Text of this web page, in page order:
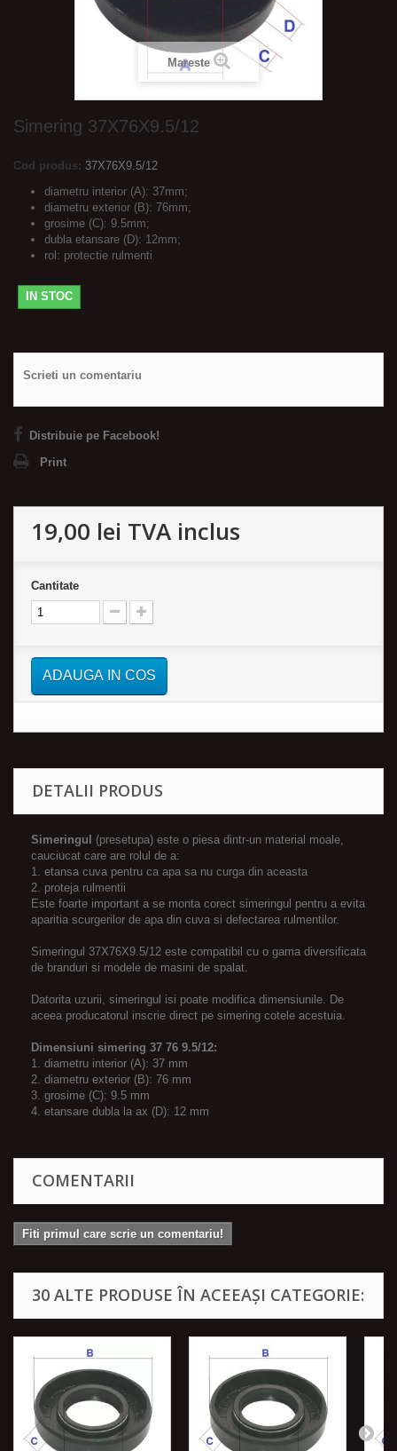
Mareste
Simering 37X76X9.5/12
Cod produs: 37X76X9.5/12
diametru interior (A): 37mm;
diametru exterior (B): 76mm;
grosime (C): 9.5mm;
dubla etansare (D): 12mm;
rol: protectie rulmenti
IN STOC
Scrieti un comentariu
Distribuie pe Facebook!
Print
19,00 lei TVA inclus
Cantitate
ADAUGA IN COS
DETALII PRODUS
Simeringul
(presetupa) este o piesa dintr-un material moale,
cauciucat care are rolul de a:
1. etansa cuva pentru ca apa sa nu curga din aceasta
2. proteja rulmentii
Este foarte important a se monta corect simeringul pentru a evita
aparitia scurgerilor de apa din cuva si defectarea rulmentilor.
Simeringul 37X76X9.5/12 este compatibil cu o gama diversificata
de branduri si modele de masini de spalat.
Datorita uzurii, simeringul isi poate modifica dimensiunile. De
aceea producatorul inscrie direct pe simering cotele acestuia.
Dimensiuni simering 37 76 9.5/12:
1. diametru interior (A): 37 mm
2. diametru exterior (B): 76 mm
3. grosime (C): 9.5 mm
4. etansare dubla la ax (D): 12 mm
COMENTARII
Fiti primul care scrie un comentariu!
30 ALTE PRODUSE ÎN ACEEAȘI CATEGORIE: